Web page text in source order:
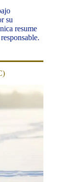
su
resume